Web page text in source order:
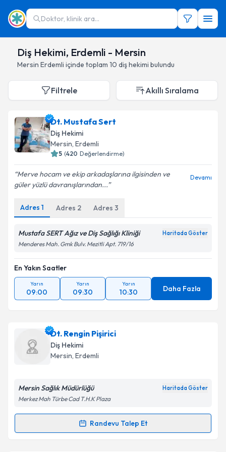
Doktor, klinik ara...
Diş Hekimi, Erdemli - Mersin
Mersin Erdemli içinde toplam 10 diş hekimi bulundu
Filtrele Akıllı Sıralama
Dt. Mustafa Sert
Diş Hekimi
Mersin, Erdemli
5 (420 Değerlendirme)
Merve hocam ve ekip arkadaşlarına ilgisinden ve
güler yüzlü davranışlarından...
Devamı
Adres 1 Adres 2 Adres 3
Mustafa SERT Ağız ve Diş Sağlığı Kliniği Haritada Göster
Menderes Mah. Gmk Bulv. Mezitli Apt. 719/16
En Yakın Saatler
Yarın
09:00
Yarın
09:30
Yarın
10:30 Daha Fazla
Dt. Rengin Pişirici
Diş Hekimi
Mersin, Erdemli
Mersin Sağlık Müdürlüğü Haritada Göster
Merkez Mah Türbe Cad T.H.K Plaza
Randevu Talep Et
Randevu Takvimi Talebi